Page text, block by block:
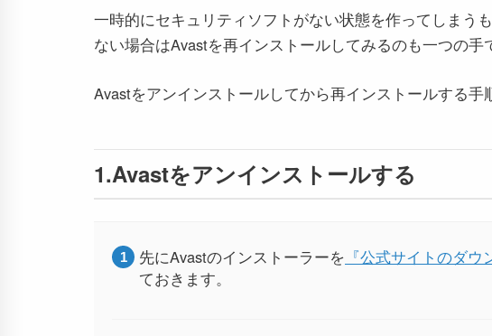
一時的にセキュリティソフトがない状態を作ってしまう
ない場合はAvastを再インストールしてみるのも一つの手
Avastをアンインストールしてから再インストールする手
1.Avastをアンインストールする
先にAvastのインストーラーを 『公式サイトのダウ
ておきます。